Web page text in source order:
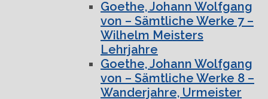
Goethe, Johann Wolfgang
von – Sämtliche Werke 7 –
Wilhelm Meisters
Lehrjahre
Goethe, Johann Wolfgang
von – Sämtliche Werke 8 –
Wanderjahre, Urmeister